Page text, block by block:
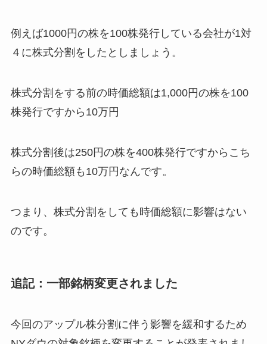
例えば1000円の株を100株発行している会社が1対
４に株式分割をしたとしましょう。
株式分割をする前の時価総額は1,000円の株を100
株発行ですから10万円
株式分割後は250円の株を400株発行ですからこち
らの時価総額も10万円なんです。
つまり、株式分割をしても時価総額に影響はない
のです。
追記：一部銘柄変更されました
今回のアップル株分割に伴う影響を緩和するため